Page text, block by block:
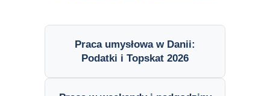
Praca umysłowa w Danii:
Podatki i Topskat 2026